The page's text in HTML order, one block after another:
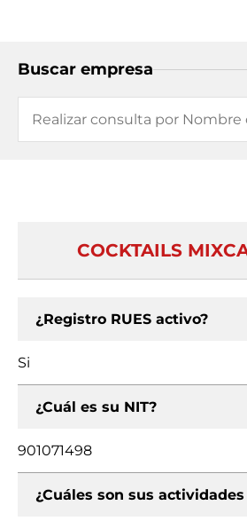
Buscar empresa
COCKTAILS
¿Registro RUES activo?
Si
¿Cuál es su NIT?
901071498
¿Cuáles son sus